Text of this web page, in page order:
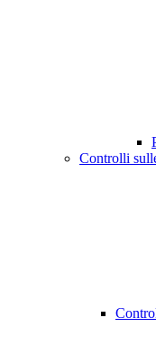
Controlli